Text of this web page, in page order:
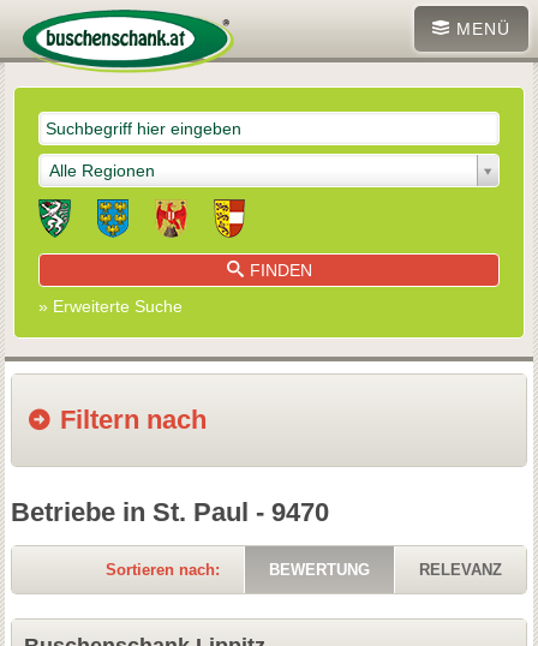
MENÜ
Alle Regionen
FINDEN
» Erweiterte Suche
Filtern nach
Betriebe in St. Paul - 9470
Sortieren nach: BEWERTUNG RELEVANZ